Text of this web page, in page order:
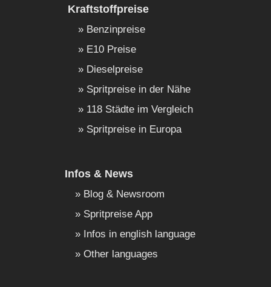
Kraftstoffpreise
Benzinpreise
E10 Preise
Dieselpreise
Spritpreise in der Nähe
118 Städte im Vergleich
Spritpreise in Europa
Infos & News
Blog & Newsroom
Spritpreise App
Infos in english language
Other languages